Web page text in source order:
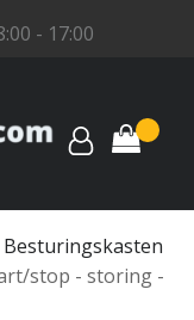
- 17:00
Besturingskasten
stop - storing -